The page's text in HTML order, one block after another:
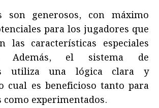
son generosos, con máximo
para los jugadores que
las características especiales
Además, el sistema de
utiliza una lógica clara y
cual es beneficioso tanto para
experimentados.